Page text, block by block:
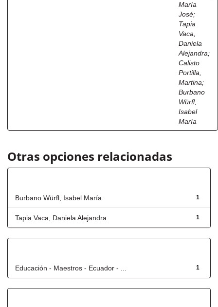
María
José;
Tapia
Vaca,
Daniela
Alejandra;
Calisto
Portilla,
Martina;
Burbano
Würfl,
Isabel
María
Otras opciones relacionadas
1
Burbano Würfl, Isabel María
1
Tapia Vaca, Daniela Alejandra
1
Educación - Maestros - Ecuador - ...